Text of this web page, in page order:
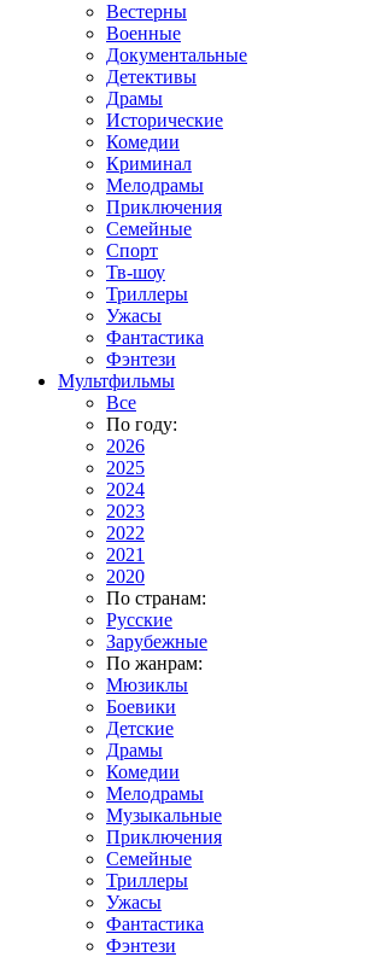
Вестерны
Военные
Документальные
Детективы
Драмы
Исторические
Комедии
Криминал
Мелодрамы
Приключения
Семейные
Спорт
Тв-шоу
Триллеры
Ужасы
Фантастика
Фэнтези
Мультфильмы
Все
По году:
2026
2025
2024
2023
2022
2021
2020
По странам:
Русские
Зарубежные
По жанрам:
Мюзиклы
Боевики
Детские
Драмы
Комедии
Мелодрамы
Музыкальные
Приключения
Семейные
Триллеры
Ужасы
Фантастика
Фэнтези